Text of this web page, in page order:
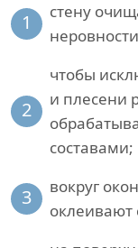
1
стену
2
чтобы
и плесени
составами;
3
вокруг
оклеивают